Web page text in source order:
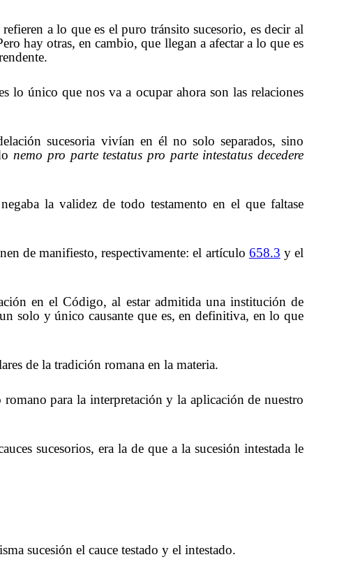
a lo que es el puro tránsito sucesorio, es decir al
hay otras, en cambio, que llegan a afectar a lo que es
lo único que nos va a ocupar ahora son las relaciones
sucesoria vivían en él no solo separados, sino
nemo pro parte testatus pro parte intestatus decedere
la validez de todo testamento en el que faltase
de manifiesto, respectivamente: el artículo 658.3 y el
en el Código, al estar admitida una institución de
solo y único causante que es, en definitiva, en lo que
de la tradición romana en la materia.
para la interpretación y la aplicación de nuestro
sucesorios, era la de que a la sucesión intestada le
sucesión el cauce testado y el intestado.